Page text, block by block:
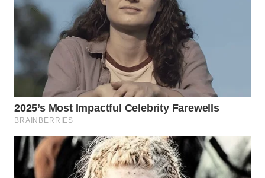
WN
DEPOK
WN
TAPANULI
UTARA
WN
WN
PADANG